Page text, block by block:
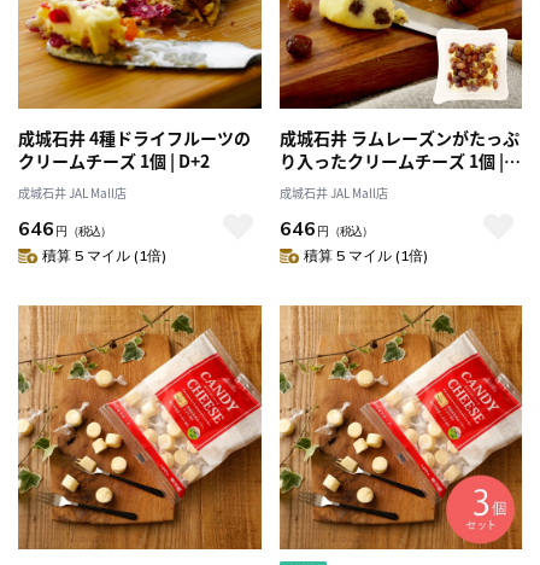
成城石井 4種ドライフルーツの
クリームチーズ 1個 | D+2
成城石井 JAL Mall店
646 円 （税込）
積算 5 マイル (1倍)
成城石井 ラムレーズンがたっぷ
り入ったクリームチーズ 1個 |
D+2
成城石井 JAL Mall店
646 円 （税込）
積算 5 マイル (1倍)